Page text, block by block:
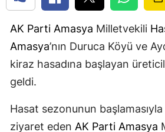
AK Parti Amasya Milletvekili
Amasya’nın Duruca Köyü ve
kiraz hasadına başlayan
geldi.
Hasat sezonunun
ziyaret eden AK Parti Amasya